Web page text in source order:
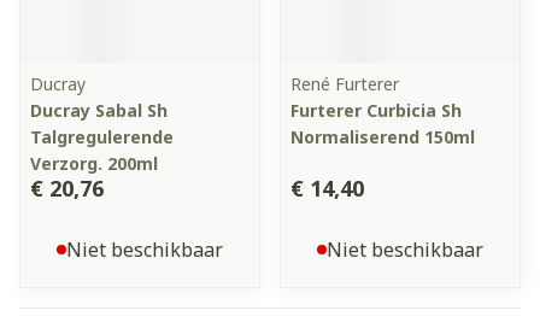
Ducray
Ducray Sabal Sh
Talgregulerende
Verzorg. 200ml
€ 20,76
Niet beschikbaar
René Furterer
Furterer Curbicia Sh
Normaliserend 150ml
€ 14,40
Niet beschikbaar